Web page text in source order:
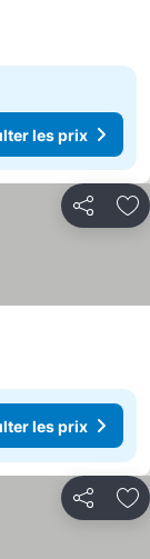
les prix
Partager
les prix
Partager